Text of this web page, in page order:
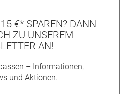
€* SPAREN? DANN
ZU UNSEREM
AN!
– Informationen,
und Aktionen.